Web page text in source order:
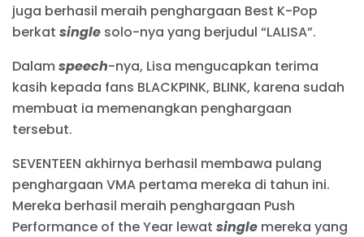
juga berhasil meraih penghargaan Best K-Pop
berkat single solo-nya yang berjudul “LALISA”.
Dalamspeech-nya, Lisa mengucapkan terima
kasih kepada fans BLACKPINK, BLINK, karena sudah
membuat ia memenangkan penghargaan
tersebut.
SEVENTEEN akhirnya berhasil membawa pulang
penghargaan VMA pertama mereka di tahun ini.
Mereka berhasil meraih penghargaan Push
Performance of the Year lewat single mereka yang